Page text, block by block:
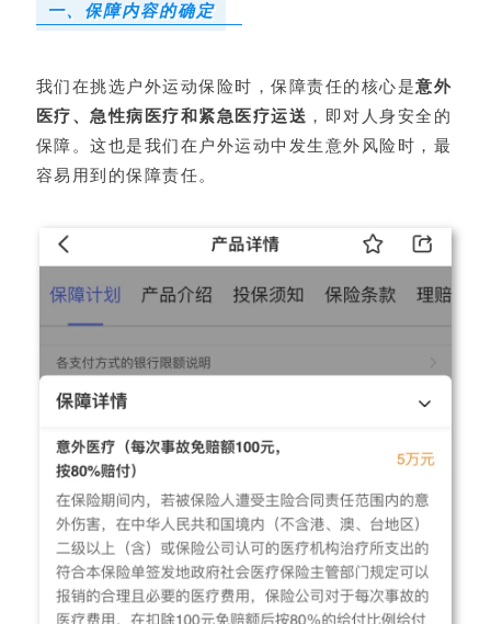
一、保障内容的确定
我们在挑选户外运动保险时，保障责任的核心是意外
医疗、急性病医疗和紧急医疗运送 ，即对人身安全的
保障。这也是我们在户外运动中发生意外风险时，最
容易用到的保障责任。